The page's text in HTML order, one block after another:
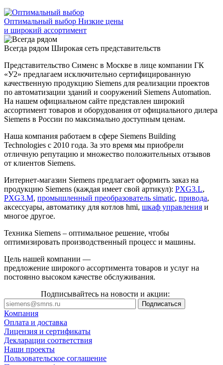
Оптимальный выбор Низкие цены
и широкий ассортимент
Всегда рядом Широкая сеть представительств
Представительство Сименс в Москве в лице компании ГК
«У2» предлагаем исключительно сертифицированную
качественную продукцию Siemens для реализации проектов
по автоматизации зданий и сооружений Siemens Automation.
На нашем официальном сайте представлен широкий
ассортимент товаров и оборудования от официального дилера
Siemens в России по максимально доступным ценам.
Наша компания работаем в сфере Siemens Building
Technologies с 2010 года. За это время мы приобрели
отличную репутацию и множество положительных отзывов
от клиентов Siemens.
Интернет-магазин Siemens предлагает оформить заказ на
продукцию Siemens (каждая имеет свой артикул): PXG3.L,
PXG3.M, промышленный преобразователь simatic, привода,
аксессуары, автоматику для котлов hmi, шкаф управления и
многое другое.
Техника Siemens – оптимальное решение, чтобы
оптимизировать производственный процесс и машины.
Цель нашей компании —
предложение широкого ассортимента товаров и услуг на
постоянно высоком качестве обслуживания.
Подписывайтесь на новости и акции:
Компания
Оплата и доставка
Лицензия и сертификаты
Декларации соответствия
Наши проекты
Пользовательское соглашение